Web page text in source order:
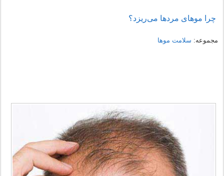
چرا موهای مردها می‌ریزد؟
مجموعه: سلامت موها